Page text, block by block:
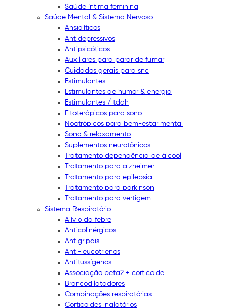
Saúde íntima feminina
Saúde Mental & Sistema Nervoso
Ansiolíticos
Antidepressivos
Antipsicóticos
Auxiliares para parar de fumar
Cuidados gerais para snc
Estimulantes
Estimulantes de humor & energia
Estimulantes / tdah
Fitoterápicos para sono
Nootrópicos para bem-estar mental
Sono & relaxamento
Suplementos neurotônicos
Tratamento dependência de álcool
Tratamento para alzheimer
Tratamento para epilepsia
Tratamento para parkinson
Tratamento para vertigem
Sistema Respiratório
Alívio da febre
Anticolinérgicos
Antigripais
Anti-leucotrienos
Antitussígenos
Associação beta2 + corticoide
Broncodilatadores
Combinações respiratórias
Corticoides inalatórios